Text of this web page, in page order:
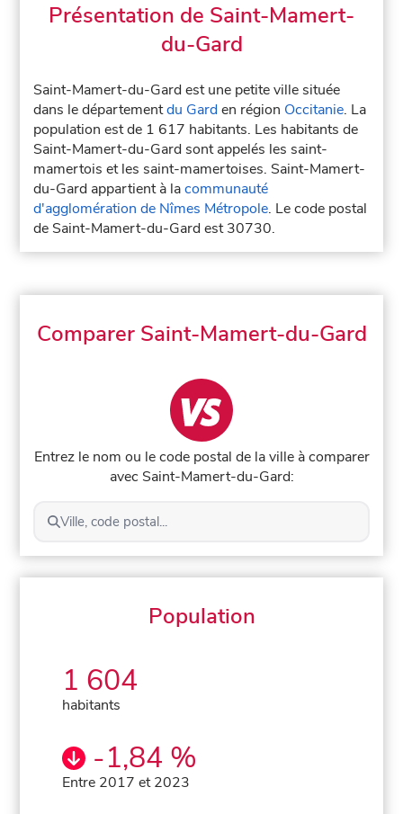
Présentation de Saint-Mamert-
du-Gard
Saint-Mamert-du-Gard est une petite ville située
dans le départementdu Garden région Occitanie. La
population est de 1 617 habitants. Les habitants de
Saint-Mamert-du-Gard sont appelés les saint-
mamertois et les saint-mamertoises. Saint-Mamert-
du-Gard appartient à lacommunauté
d'agglomération de Nîmes Métropole. Le code postal
de Saint-Mamert-du-Gard est 30730.
Comparer Saint-Mamert-du-Gard
Entrez le nom ou le code postal de la ville à comparer
avec Saint-Mamert-du-Gard:
Ville, code postal...
Population
1 604
habitants
-1,84 %
Entre 2017 et 2023